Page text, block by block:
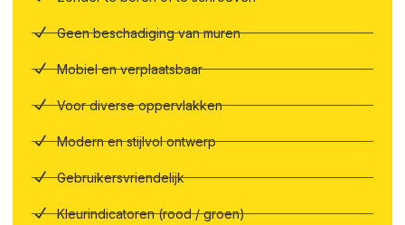
Geen beschadiging van muren
Mobiel en verplaatsbaar
Voor diverse oppervlakken
Modern en stijlvol ontwerp
Gebruikersvriendelijk
Kleurindicatoren (rood / groen)